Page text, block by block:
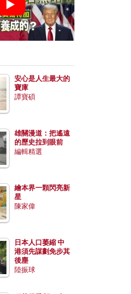
安心是人生最大的
寶庫
譚寶碩
雄關漫道：把遙遠
的歷史拉到眼前
編輯精選
繪本界一顆閃亮新
星
陳家偉
日本人口萎縮 中
港須先謀劃免步其
後塵
陸振球